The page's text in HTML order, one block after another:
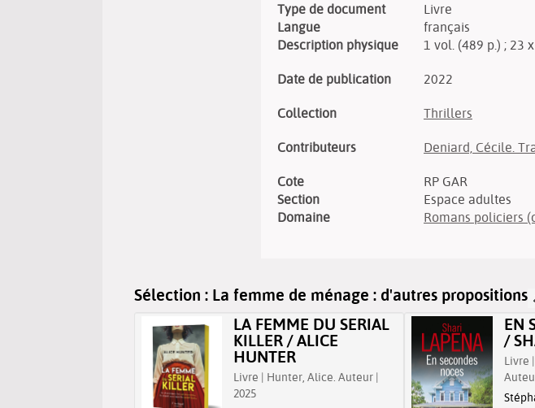
Type de document
Livre
Langue
français
Description physique
1 vol. (489 p.) ; 23
Date de publication 2022
Collection Thrillers
Contributeurs Deniard, Cécile.
Cote
RP GAR
Section
Espace adultes
Domaine
Romans policiers
Sélection : La femme de ménage : d'autres propositions
LA FEMME DU SERIAL
KILLER / ALICE
HUNTER
Livre | Hunter, Alice. Auteur |
2025
EN
/
Livre